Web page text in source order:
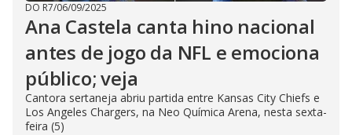
DO R7/06/09/2025
Ana Castela canta hino nacional
antes de jogo da NFL e emociona
público; veja
Cantora sertaneja abriu partida entre Kansas City Chiefs e
Los Angeles Chargers, na Neo Química Arena, nesta sexta-
feira (5)